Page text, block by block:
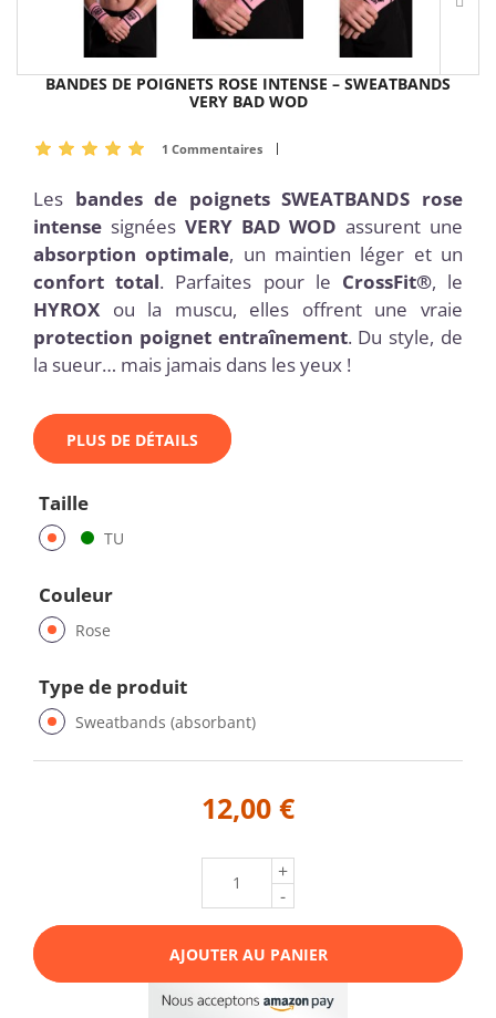
BANDES DE POIGNETS ROSE INTENSE – SWEATBANDS
VERY BAD WOD
1 Commentaires
Les bandes de poignets SWEATBANDS rose
intense signées VERY BAD WOD assurent une
absorption optimale, un maintien léger et un
confort total. Parfaites pour le CrossFit®, le
HYROX ou la muscu, elles offrent une vraie
protection poignet entraînement. Du style, de
la sueur… mais jamais dans les yeux !
PLUS DE DÉTAILS
Taille
TU
Couleur
Rose
Type de produit
Sweatbands (absorbant)
12,00 €
+
-
AJOUTER AU PANIER